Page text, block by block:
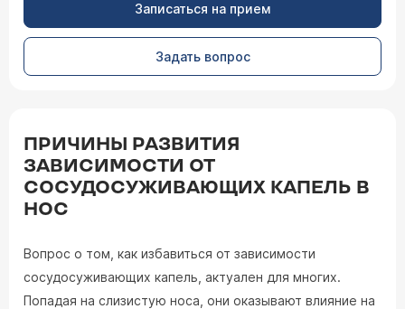
Записаться на прием
Задать вопрос
ПРИЧИНЫ РАЗВИТИЯ
ЗАВИСИМОСТИ ОТ
СОСУДОСУЖИВАЮЩИХ КАПЕЛЬ В
НОС
Вопрос о том, как избавиться от зависимости
сосудосуживающих капель, актуален для многих.
Попадая на слизистую носа, они оказывают влияние на